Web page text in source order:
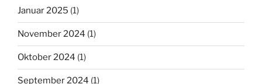
Januar 2025 (1)
November 2024 (1)
Oktober 2024 (1)
September 2024 (1)